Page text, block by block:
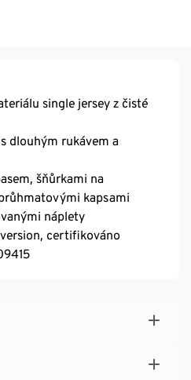
single jersey z čisté
dlouhým rukávem a
šňůrkami na
kapsami
náplety
certifikováno